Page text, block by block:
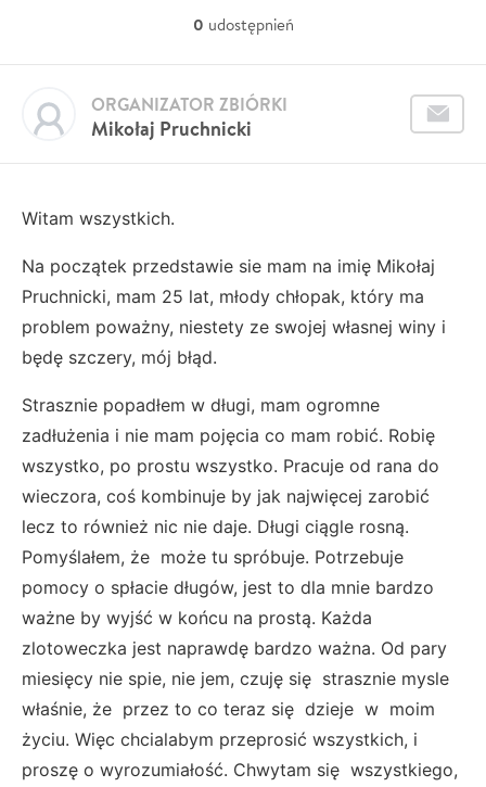
0 udostępnień
Mikołaj Pruchnicki
ORGANIZATOR ZBIÓRKI
Witam wszystkich.
Na początek przedstawie sie mam na imię Mikołaj
Pruchnicki, mam 25 lat, młody chłopak, który ma
problem poważny, niestety ze swojej własnej winy i
będę szczery, mój błąd.
Strasznie popadłem w długi, mam ogromne
zadłużenia i nie mam pojęcia co mam robić. Robię
wszystko, po prostu wszystko. Pracuje od rana do
wieczora, coś kombinuje by jak najwięcej zarobić
lecz to również nic nie daje. Długi ciągle rosną.
Pomyślałem, że może tu spróbuje. Potrzebuje
pomocy o spłacie długów, jest to dla mnie bardzo
ważne by wyjść w końcu na prostą. Każda
zlotoweczka jest naprawdę bardzo ważna. Od pary
miesięcy nie spie, nie jem, czuję się strasznie mysle
właśnie, że przez to co teraz się dzieje w moim
życiu. Więc chcialabym przeprosić wszystkich, i
proszę o wyrozumiałość. Chwytam się wszystkiego,